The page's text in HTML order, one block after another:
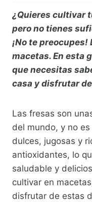
¿Quieres cultivar
pero no tienes
¡No te
macetas. En esta
que necesitas
casa y disfrutar
Las fresas son
del mundo, y no
dulces, jugosas y
antioxidantes, lo
saludable y
cultivar en
disfrutar de estas